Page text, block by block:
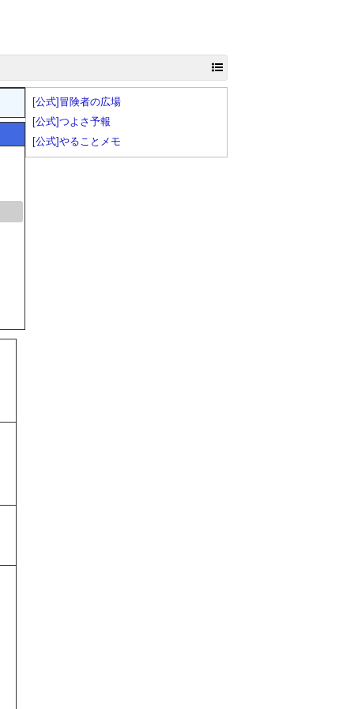
[公式]冒険者の広場
[公式]つよさ予報
[公式]やることメモ